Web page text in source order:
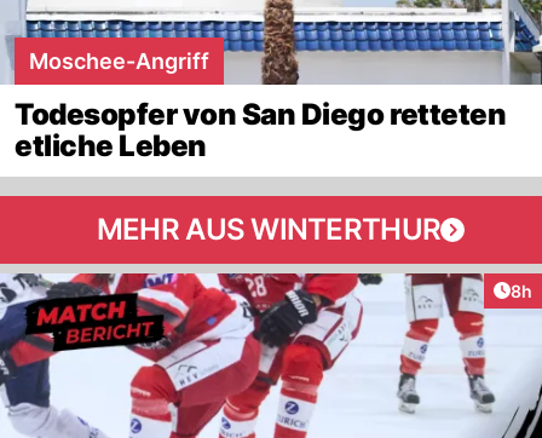
Moschee-Angriff
Todesopfer von San Diego retteten
etliche Leben
MEHR AUS WINTERTHUR
8h